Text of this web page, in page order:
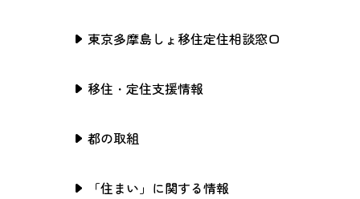
東京多摩島しょ移住定住相談窓口
移住・定住支援情報
都の取組
「住まい」に関する情報